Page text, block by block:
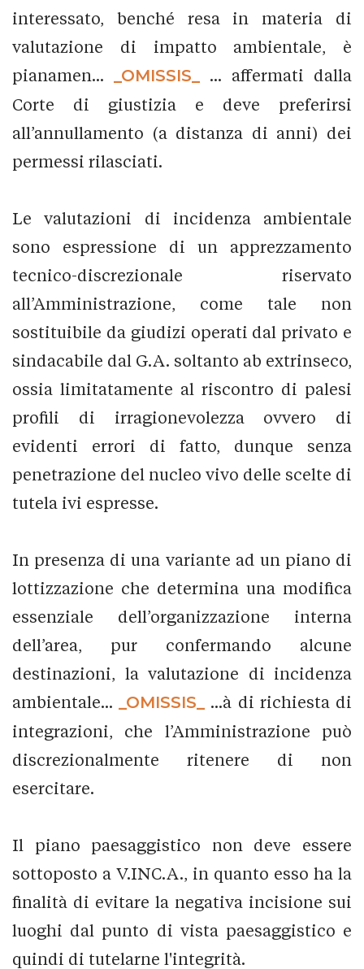
interessato, benché resa in materia di
valutazione di impatto ambientale, è
pianamen...
_OMISSIS_
... affermati dalla
Corte di giustizia e deve preferirsi
all’annullamento (a distanza di anni) dei
permessi rilasciati.
Le valutazioni di incidenza ambientale
sono espressione di un apprezzamento
tecnico-discrezionale riservato
all’Amministrazione, come tale non
sostituibile da giudizi operati dal privato e
sindacabile dal G.A. soltanto ab extrinseco,
ossia limitatamente al riscontro di palesi
profili di irragionevolezza ovvero di
evidenti errori di fatto, dunque senza
penetrazione del nucleo vivo delle scelte di
tutela ivi espresse.
In presenza di una variante ad un piano di
lottizzazione che determina una modifica
essenziale dell’organizzazione interna
dell’area, pur confermando alcune
destinazioni, la valutazione di incidenza
ambientale...
_OMISSIS_
...à di richiesta di
integrazioni, che l’Amministrazione può
discrezionalmente ritenere di non
esercitare.
Il piano paesaggistico non deve essere
sottoposto a V.INC.A., in quanto esso ha la
finalità di evitare la negativa incisione sui
luoghi dal punto di vista paesaggistico e
quindi di tutelarne l'integrità.